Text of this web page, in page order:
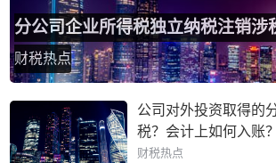
分公司企业所得税独立纳税注销涉
财税热点
公司对外投资取得的
税？会计上如何入账？
财税热点